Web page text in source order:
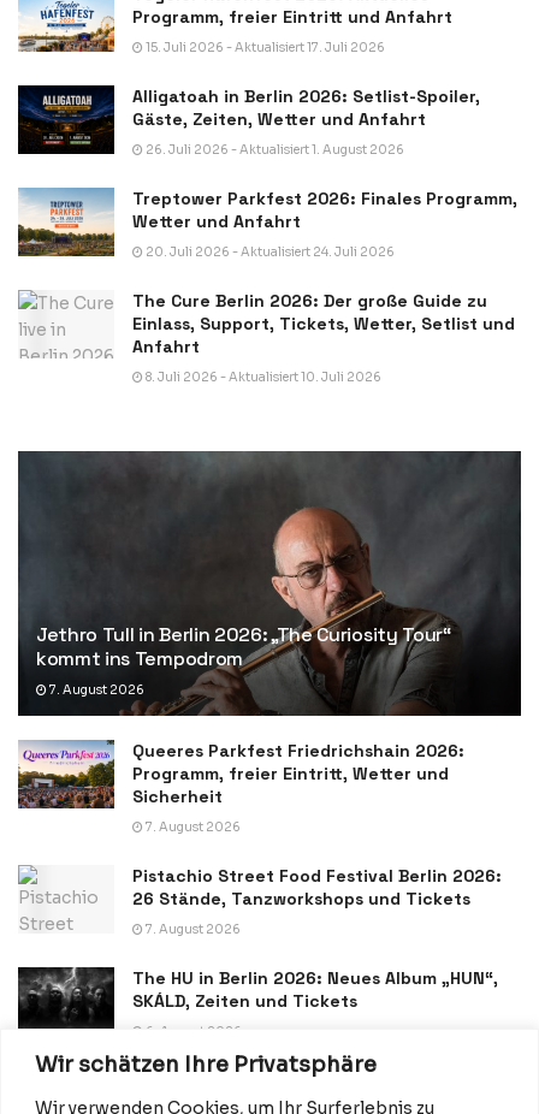
Wir schätzen Ihre Privatsphäre
Wir verwenden Cookies, um Ihr Surferlebnis zu
Programm, freier Eintritt und Anfahrt
15. Juli 2026 - Aktualisiert 17. Juli 2026
Alligatoah in Berlin 2026: Setlist-Spoiler,
Gäste, Zeiten, Wetter und Anfahrt
26. Juli 2026 - Aktualisiert 1. August 2026
Treptower Parkfest 2026: Finales Programm,
Wetter und Anfahrt
20. Juli 2026 - Aktualisiert 24. Juli 2026
The Cure Berlin 2026: Der große Guide zu
Einlass, Support, Tickets, Wetter, Setlist und
Anfahrt
8. Juli 2026 - Aktualisiert 10. Juli 2026
Jethro Tull in Berlin 2026: „The Curiosity Tour“
kommt ins Tempodrom
7. August 2026
Queeres Parkfest Friedrichshain 2026:
Programm, freier Eintritt, Wetter und
Sicherheit
7. August 2026
Pistachio Street Food Festival Berlin 2026:
26 Stände, Tanzworkshops und Tickets
7. August 2026
The HU in Berlin 2026: Neues Album „HUN“,
SKÁLD, Zeiten und Tickets
6. August 2026